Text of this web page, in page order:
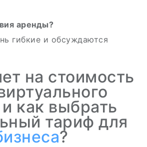
аренды?
гибкие и обсуждаются
на стоимость
как выбрать
тариф для
?